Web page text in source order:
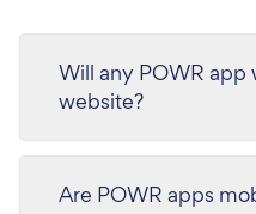
Will any POWR app
website?
Are POWR apps